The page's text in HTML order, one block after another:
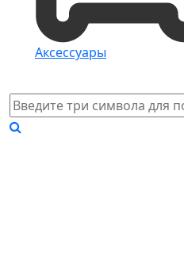
Аксессуары